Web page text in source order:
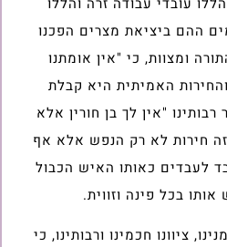
ההם ביציאת מצרים הפכנו
ומצוות, כי "אין אומתנו
האמיתית היא קבלת
"אין לך בן חורין אלא
חירות לא רק הנפש אלא אף
לעבדים כאותו האיש הכבול
אותו בכל פינה וזווית.
ציוונו חכמינו ורבותינו, כי